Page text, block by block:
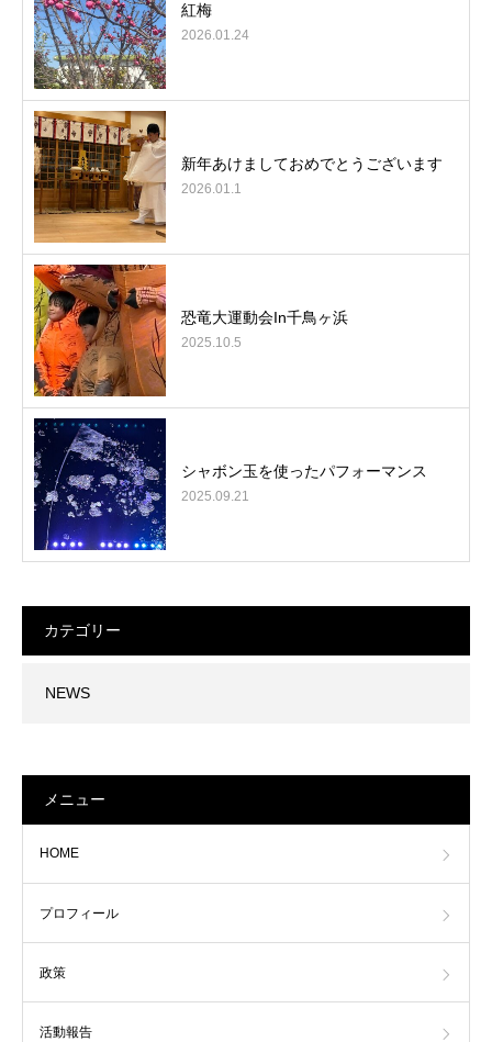
紅梅
2026.01.24
新年あけましておめでとうございます
2026.01.1
恐竜大運動会In千鳥ヶ浜
2025.10.5
シャボン玉を使ったパフォーマンス
2025.09.21
カテゴリー
NEWS
メニュー
HOME
プロフィール
政策
活動報告